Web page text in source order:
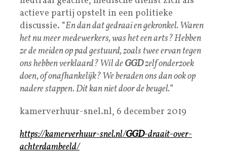
actieve partij opstelt in een politieke
discussie. “En dan dat gedraai en gekronkel. Waren
het nu meer medewerkers, was het een arts? Hebben
ze de meiden op pad gestuurd, zoals twee ervan tegen
ons hebben verklaard? Wil deGGDzelf onderzoek
doen, of onafhankelijk? We beraden ons dan ook op
nadere stappen. Dit kan niet door de beugel.”
kamerverhuur-snel.nl, 6 december 2019
https://kamerverhuur-snel.nl/GGD-draait-over-
achterdambeeld/